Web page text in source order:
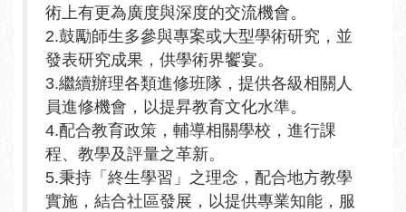
術上有更為廣度與深度的交流機會。
2.鼓勵師生多參與專案或大型學術研究，並
發表研究成果，供學術界饗宴。
3.繼續辦理各類進修班隊，提供各級相關人
員進修機會，以提昇教育文化水準。
4.配合教育政策，輔導相關學校，進行課
程、教學及評量之革新。
5.秉持「終生學習」之理念，配合地方教學
實施，結合社區發展，以提供專業知能，服